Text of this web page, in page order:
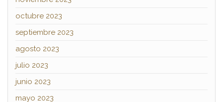
octubre 2023
septiembre 2023
agosto 2023
julio 2023
junio 2023
mayo 2023